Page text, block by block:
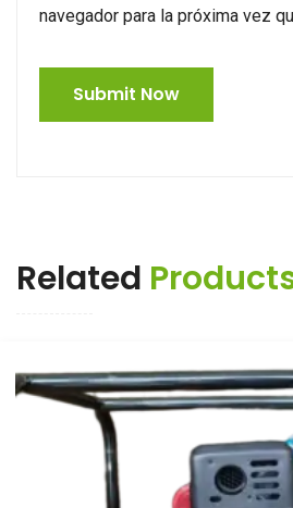
navegador para la próxima vez
Related